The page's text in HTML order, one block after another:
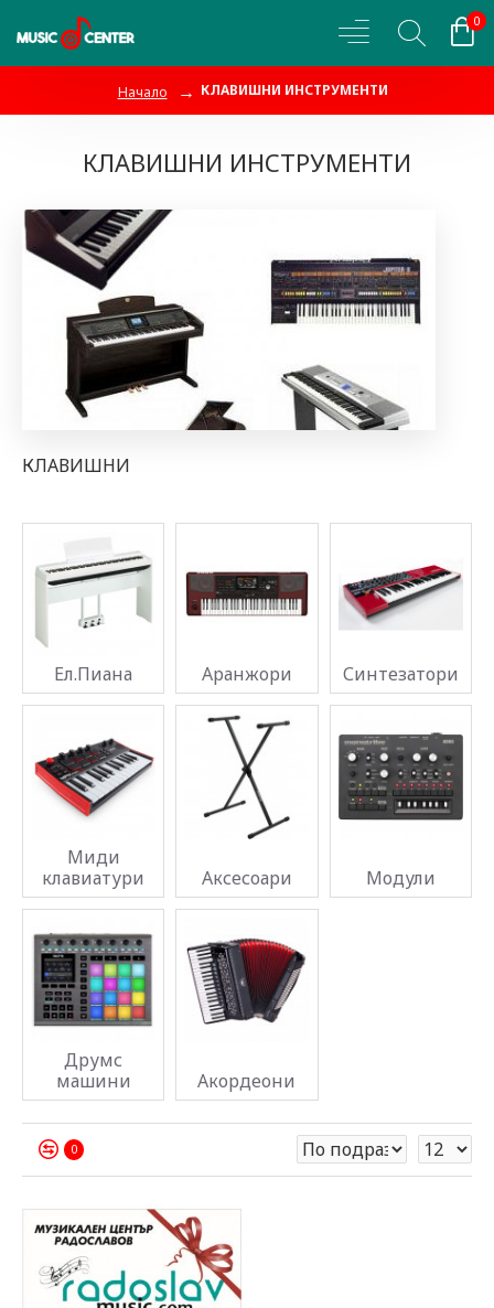
0
Начало КЛАВИШНИ ИНСТРУМЕНТИ
КЛАВИШНИ ИНСТРУМЕНТИ
КЛАВИШНИ
Ел.Пиана Аранжори Синтезатори
Миди
клавиатури
Аксесоари Модули
Друмс
машини
Акордеони
0